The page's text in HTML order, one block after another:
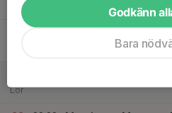
Tor
Lör
Godkänn
Bara